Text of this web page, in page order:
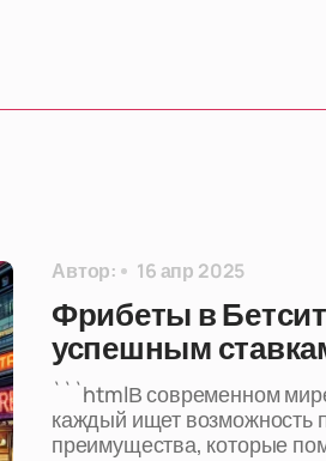
Автор: 16 апр 2025
Фрибеты в
успешным
```htmlВ современном
каждый ищет возможность
преимущества, которые